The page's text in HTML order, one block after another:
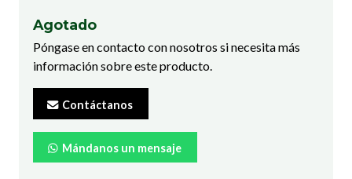
Agotado
Póngase en contacto con nosotros si necesita más
información sobre este producto.
Contáctanos
Mándanos un mensaje